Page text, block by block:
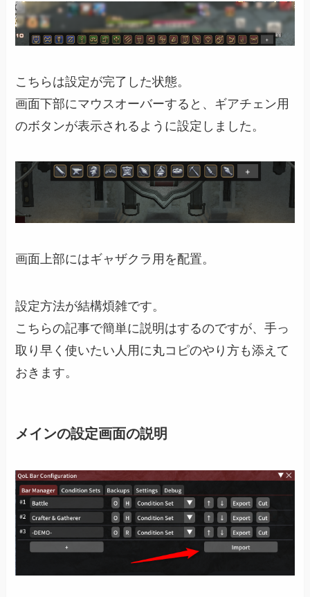
こちらは設定が完了した状態。
画面下部にマウスオーバーすると、ギアチェン用
のボタンが表示されるように設定しました。
画面上部にはギャザクラ用を配置。
設定方法が結構煩雑です。
こちらの記事で簡単に説明はするのですが、手っ
取り早く使いたい人用に丸コピのやり方も添えて
おきます。
メインの設定画面の説明